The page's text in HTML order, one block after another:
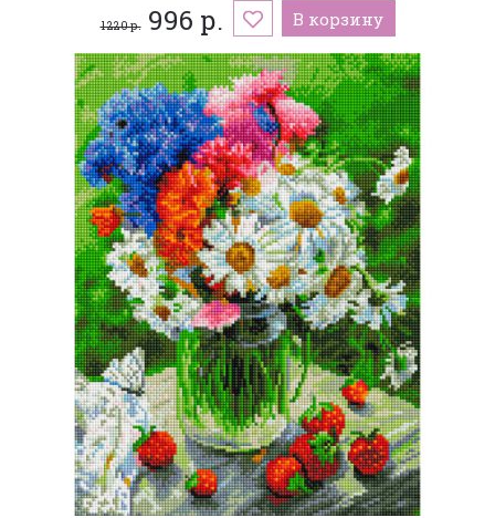
1 220 р.996 р. В корзину